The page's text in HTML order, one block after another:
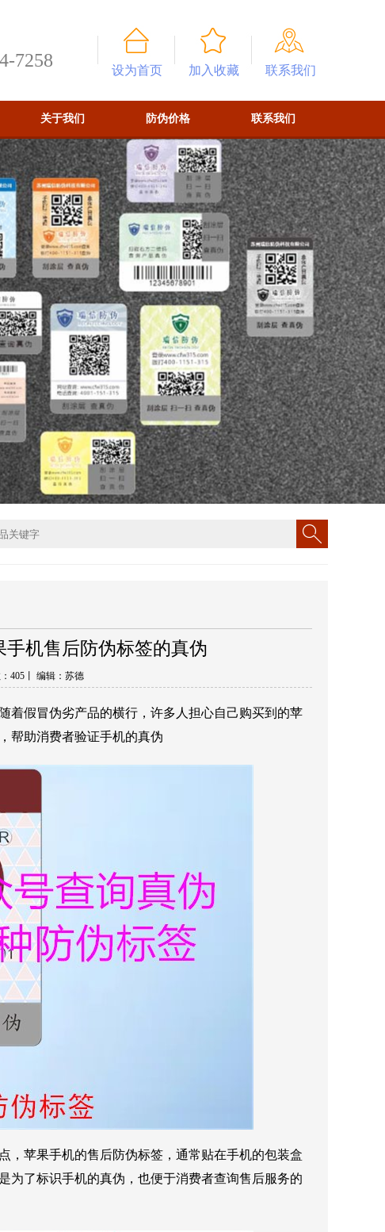
7258 设为首页 加入收藏 联系我们
关于我们 防伪价格 联系我们
机售后防伪标签的真伪
405丨 编辑：苏德
着假冒伪劣产品的横行，许多人担心自己购买到的苹
帮助消费者验证手机的真伪
，苹果手机的售后防伪标签，通常贴在手机的包装盒
为了标识手机的真伪，也便于消费者查询售后服务的